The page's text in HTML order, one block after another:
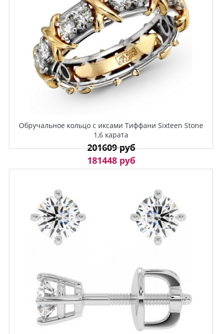
Обручальное кольцо с иксами Тиффани Sixteen Stone
1,6 карата
201609 руб
181448 руб